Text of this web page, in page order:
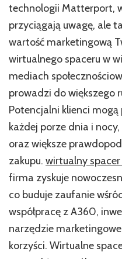
technologii Matterport,
przyciągają uwagę, ale
wartość marketingową
wirtualnego spaceru w
mediach
prowadzi do większego
Potencjalni klienci
każdej porze dnia i
oraz większe
zakupu. wirtualny spacer
firma zyskuje
co buduje zaufanie
współpracę z A360,
narzędzie
korzyści. Wirtualne